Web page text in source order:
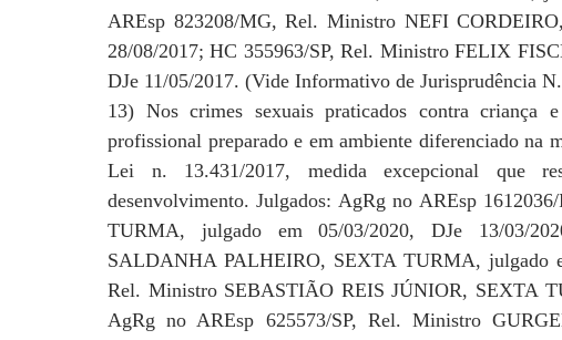
AREsp 823208/MG, Rel. Ministro NEFI
28/08/2017; HC 355963/SP, Rel. Ministro FELIX
DJe 11/05/2017. (Vide Informativo de Jurisprudência
13) Nos crimes sexuais praticados contra criança
profissional preparado e em ambiente diferenciado na
Lei n. 13.431/2017, medida excepcional que
desenvolvimento. Julgados: AgRg no AREsp
TURMA, julgado em 05/03/2020, DJe 13/03/
SALDANHA PALHEIRO, SEXTA TURMA, julgado
Rel. Ministro SEBASTIÃO REIS JÚNIOR, SEXTA
AgRg no AREsp 625573/SP, Rel. Ministro